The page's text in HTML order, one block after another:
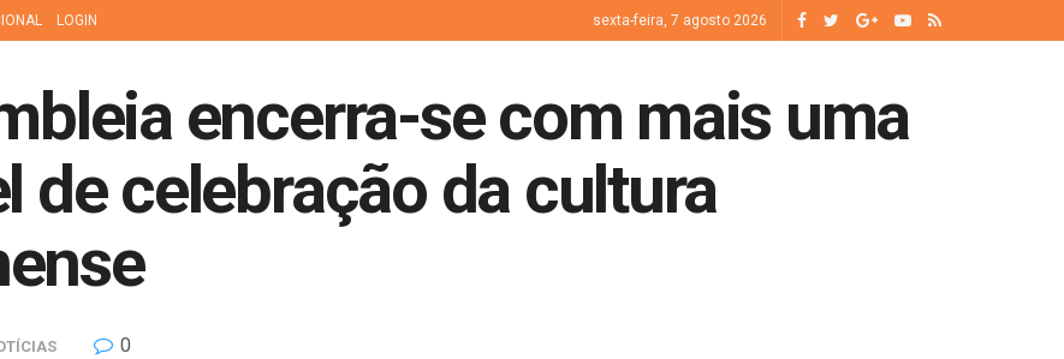
LOGIN
sexta-feira, 7 agosto 2026
encerra-se com mais uma
de celebração da cultura
0